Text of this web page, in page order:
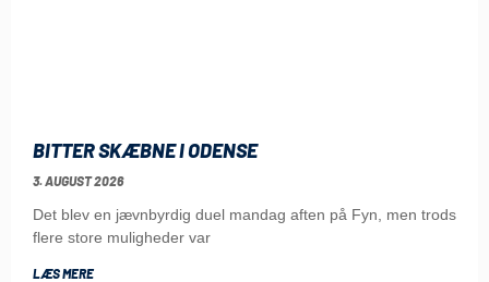
BITTER SKÆBNE I ODENSE
3. AUGUST 2026
Det blev en jævnbyrdig duel mandag aften på Fyn, men trods
flere store muligheder var
LÆS MERE